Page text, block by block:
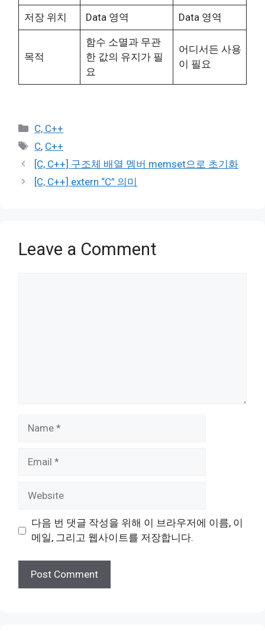
저장 위치 Data 영역 Data 영역
목적
함수 소멸과 무관
한 값의 유지가 필
요
어디서든 사용
이 필요
Categories
C, C++
Tags
C, C++
[C, C++] 구조체 배열 멤버 memset으로 초기화
[C, C++] extern “C” 의미
Leave a Comment
다음 번 댓글 작성을 위해 이 브라우저에 이름, 이
메일, 그리고 웹사이트를 저장합니다.